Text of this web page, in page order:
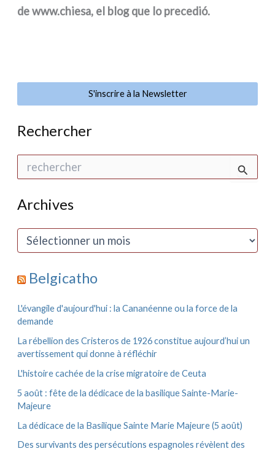
de www.chiesa, el blog que lo pre­ce­dió.
S'inscrire à la Newsletter
Rechercher
e
c
Archives
A
i
e
s
Belgicatho
L'évangile d'aujourd'hui : la Cananéenne ou la force de la
demande
La rébellion des Cristeros de 1926 constitue aujourd’hui un
avertissement qui donne à réfléchir
L'histoire cachée de la crise migratoire de Ceuta
5 août : fête de la dédicace de la basilique Sainte-Marie-
Majeure
La dédicace de la Basilique Sainte Marie Majeure (5 août)
Des survivants des persécutions espagnoles révèlent des